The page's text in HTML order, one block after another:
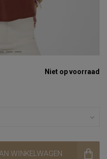
Niet op voorraad
WINKELWAGEN